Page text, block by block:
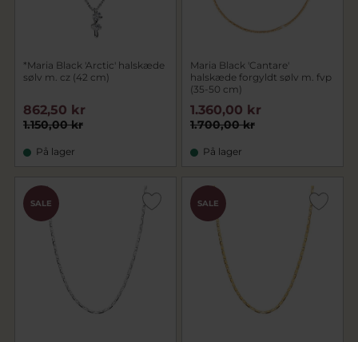
*Maria Black 'Arctic' halskæde
sølv m. cz (42 cm)
1.150,00 kr
862,50 kr
På lager
Maria Black 'Cantare'
halskæde forgyldt sølv m. fvp
(35-50 cm)
1.700,00 kr
1.360,00 kr
På lager
SALE SALE